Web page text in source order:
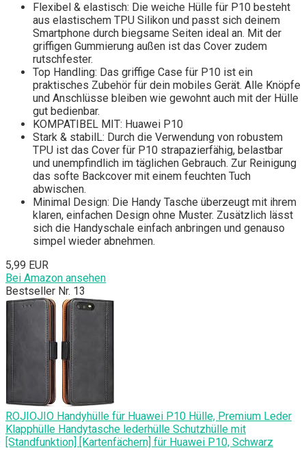
Flexibel & elastisch: Die weiche Hülle für P10 besteht
aus elastischem TPU Silikon und passt sich deinem
Smartphone durch biegsame Seiten ideal an. Mit der
griffigen Gummierung außen ist das Cover zudem
rutschfester.
Top Handling: Das griffige Case für P10 ist ein
praktisches Zubehör für dein mobiles Gerät. Alle Knöpfe
und Anschlüsse bleiben wie gewohnt auch mit der Hülle
gut bedienbar.
KOMPATIBEL MIT: Huawei P10
Stark & stabilL: Durch die Verwendung von robustem
TPU ist das Cover für P10 strapazierfähig, belastbar
und unempfindlich im täglichen Gebrauch. Zur Reinigung
das softe Backcover mit einem feuchten Tuch
abwischen.
Minimal Design: Die Handy Tasche überzeugt mit ihrem
klaren, einfachen Design ohne Muster. Zusätzlich lässt
sich die Handyschale einfach anbringen und genauso
simpel wieder abnehmen.
5,99 EUR
Bei Amazon ansehen
Bestseller Nr. 13
ROJIOJIO Handyhülle für Huawei P10 Hülle, Premium Leder
Klapphülle Handytasche lederhülle Schutzhülle mit
[Standfunktion] [Kartenfächern] für Huawei P10, Schwarz